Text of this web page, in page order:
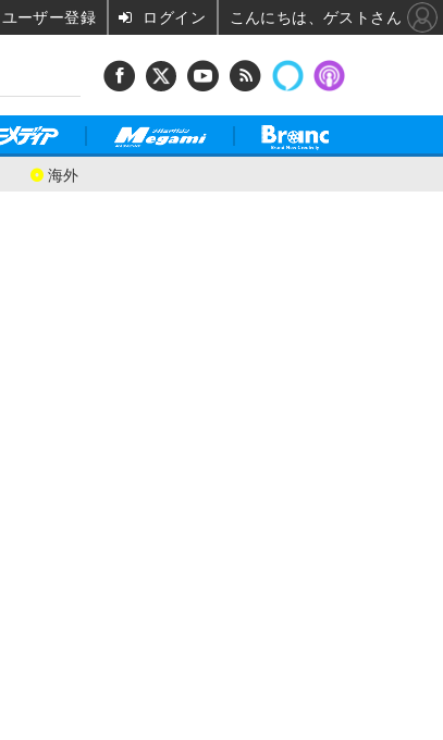
海外
ユーザー登録 ログイン こんにちは、ゲストさん